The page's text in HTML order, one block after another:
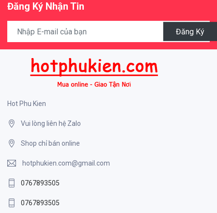
Đăng Ký Nhận Tin
Đăng Ký
Hot Phu Kien
Vui lòng liên hệ Zalo
Shop chỉ bán online
hotphukien.com@gmail.com
0767893505
0767893505